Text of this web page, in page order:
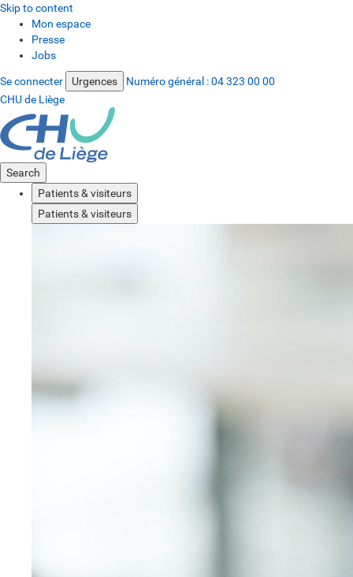
Skip to content
Mon espace
Presse
Jobs
Se connecter Urgences Numéro général :04 323 00 00
CHU de Liège
Search
Patients & visiteurs
Patients & visiteurs